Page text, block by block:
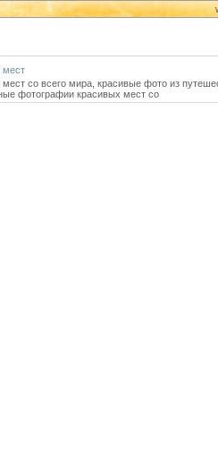
мест
со всего мира, красивые фото из
фотографии красивых мест со